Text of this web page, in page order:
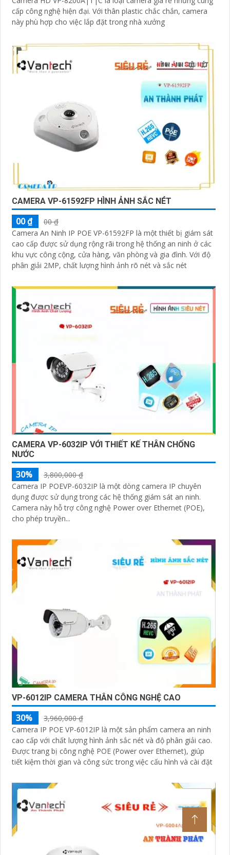
cấp công nghệ hiện đại. Với thân plastic chắc chắn, camera
này phù hợp cho việc lắp đặt trong nhà xưởng
CAMERA VP-61592FP HÌNH ẢNH SẮC NÉT
00 ₫
00 ₫
Camera An Ninh IP POE VP-61592FP là một thiết bị giám sát
cao cấp được sử dụng rộng rãi trong hệ thống an ninh ở các
khu vực công cộng, cửa hàng, văn phòng và gia đình. Với độ
phân giải 2MP, chất lượng hình ảnh rõ nét và sắc nét
CAMERA VP-6032IP VỚI THIẾT KẾ THÂN CHỐNG
NƯỚC
30%
3,800,000 ₫
Camera IP POEVP-6032IP là một dòng camera IP chuyên
dụng được sử dụng trong các hệ thống giám sát an ninh.
Camera này hỗ trợ công nghệ Power over Ethernet (POE),
cho phép truyền...
VP-6012IP CAMERA THÂN CÔNG NGHỆ CAO
30%
3,960,000 ₫
Camera IP POE VP-6012IP là một sản phẩm camera an ninh
cao cấp với chất lượng hình ảnh sắc nét và độ phân giải cao.
Được trang bị công nghệ POE (Power over Ethernet), giúp
tiết kiệm thời gian và công sức trong việc cấu hình và cài đặt